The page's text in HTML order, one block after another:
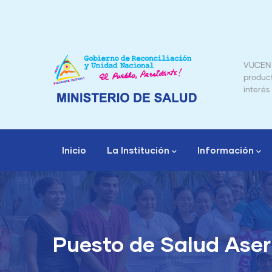
VUCEN – Trámite de factura de
producto farmacéutico y de otro
principal
Inicio La Institución Información
Puesto de Salud